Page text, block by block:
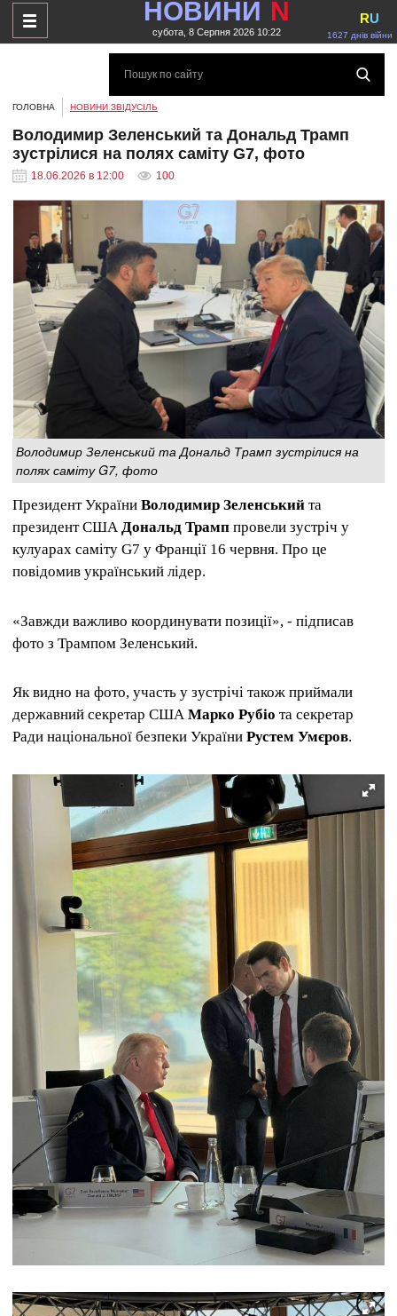
НОВИНИ N
субота, 8 Серпня 2026 10:22 1627 днів війни
RU
ГОЛОВНА НОВИНИ ЗВІДУСІЛЬ
Володимир Зеленський та Дональд Трамп
зустрілися на полях саміту G7, фото
18.06.2026 в 12:00 100
Володимир Зеленський та Дональд Трамп зустрілися на
полях саміту G7, фото
Президент України Володимир Зеленський та
президент США Дональд Трамп провели зустріч у
кулуарах саміту G7 у Франції 16 червня. Про це
повідомив український лідер.
«Завжди важливо координувати позиції», - підписав
фото з Трампом Зеленський.
Як видно на фото, участь у зустрічі також приймали
державний секретар США Марко Рубіо та секретар
Ради національної безпеки України Рустем Умєров.